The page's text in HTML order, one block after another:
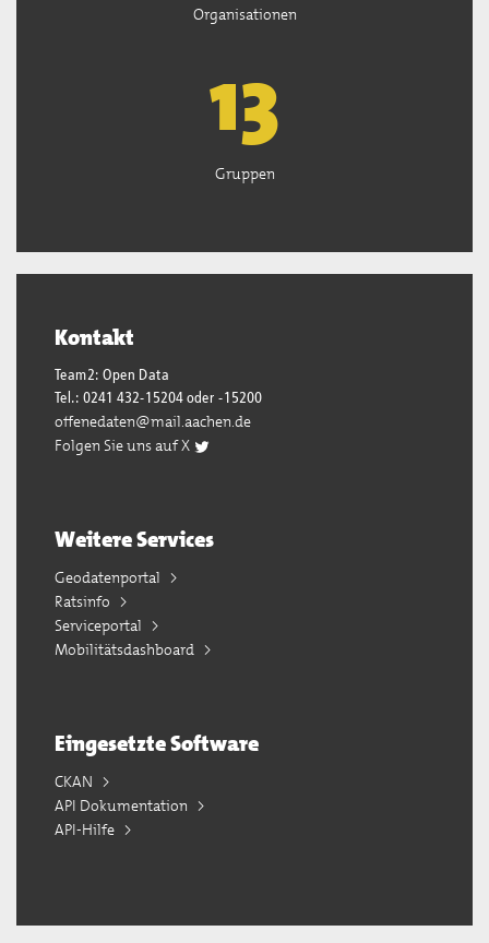
Organisationen
13
Gruppen
Kontakt
Team2: Open Data
Tel.: 0241 432-15204 oder -15200
offenedaten@mail.aachen.de
Folgen Sie uns auf X
Weitere Services
Geodatenportal
Ratsinfo
Serviceportal
Mobilitätsdashboard
Eingesetzte Software
CKAN
API Dokumentation
API-Hilfe